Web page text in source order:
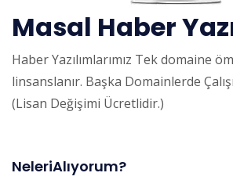
Masal Haber
Haber Yazılımlarımız Tek domaine
linsanslanır. Başka Domainlerde
(Lisan Değişimi Ücretlidir.)
NeleriAlıyorum?